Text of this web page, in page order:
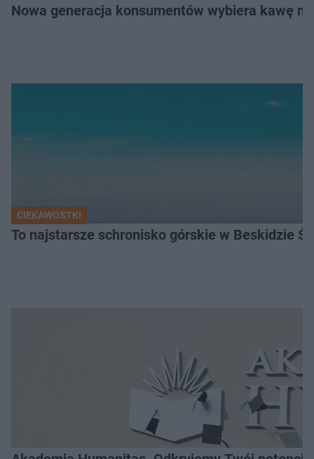
Nowa generacja konsumentów wybiera kawę
CIEKAWOSTKI
To najstarsze schronisko górskie w Beskidzie